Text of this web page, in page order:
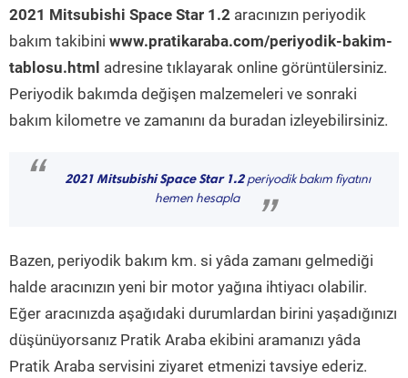
2021 Mitsubishi Space Star 1.2 aracınızın periyodik
bakım takibini www.pratikaraba.com/periyodik-bakim-
tablosu.html adresine tıklayarak online görüntülersiniz.
Periyodik bakımda değişen malzemeleri ve sonraki
bakım kilometre ve zamanını da buradan izleyebilirsiniz.
“ 2021 Mitsubishi Space Star 1.2periyodik bakım fiyatını
hemen hesapla
”
Bazen, periyodik bakım km. si yâda zamanı gelmediği
halde aracınızın yeni bir motor yağına ihtiyacı olabilir.
Eğer aracınızda aşağıdaki durumlardan birini yaşadığınızı
düşünüyorsanız Pratik Araba ekibini aramanızı yâda
Pratik Araba servisini ziyaret etmenizi tavsiye ederiz.